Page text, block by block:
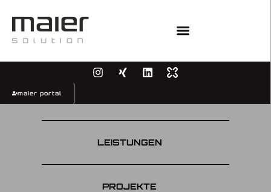
maier portal
LEISTUNGEN
PROJEKTE